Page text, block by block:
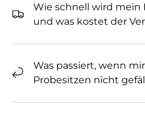
Wie schnell wird mein
und was kostet der
Was passiert, wenn
Probesitzen nicht